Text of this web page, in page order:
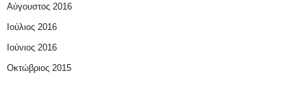
Αύγουστος 2016
Ιούλιος 2016
Ιούνιος 2016
Οκτώβριος 2015